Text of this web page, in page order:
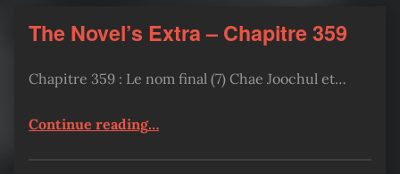
The Novel’s Extra – Chapitre 359
Chapitre 359 : Le nom final (7) Chae Joochul et…
Continue reading“The Novel’s Extra – Chapitre 359”
…